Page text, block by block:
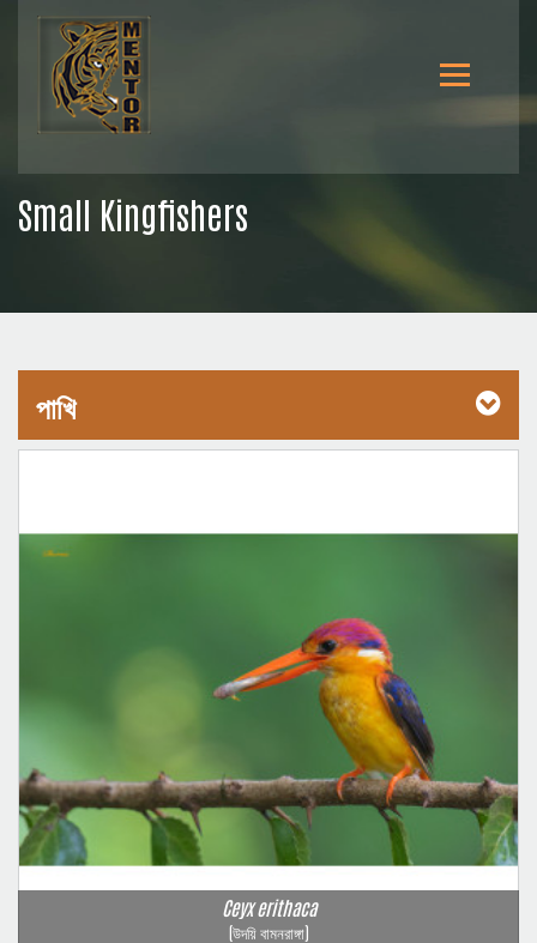
Small Kingfishers
পাখি
Ceyx erithaca
(উদয়ি বামনরাঙ্গা)